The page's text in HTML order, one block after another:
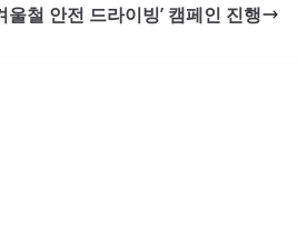
울철 안전 드라이빙’ 캠페인 진행